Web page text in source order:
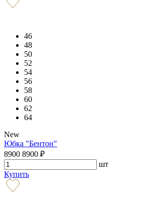
46
48
50
52
54
56
58
60
62
64
New
Юбка "Бентон"
8900 8900 ₽
шт
Купить